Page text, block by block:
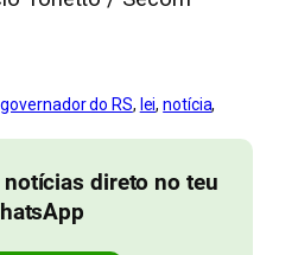
governador do RS, lei, notícia
notícias direto no teu